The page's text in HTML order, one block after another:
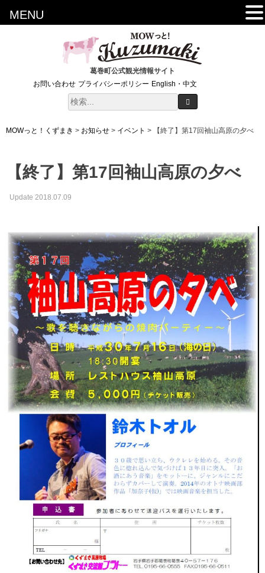
葛巻町公式観光情報サイト
お問い合わせ プライバシーポリシー English・中文
MOWっと！くずまき > お知らせ > イベント > 【終了】第17回袖山高原の夕べ
【終了】第17回袖山高原の夕べ
Update 2018.07.09
MENU